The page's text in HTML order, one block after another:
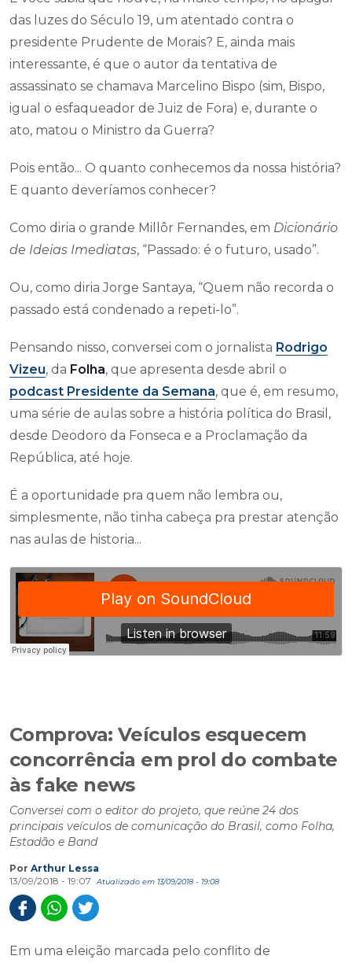
das luzes do Século 19, um atentado contra o
presidente Prudente de Morais? E, ainda mais
interessante, é que o autor da tentativa de
assassinato se chamava Marcelino Bispo (sim, Bispo,
igual o esfaqueador de Juiz de Fora) e, durante o
ato, matou o Ministro da Guerra?
Pois então... O quanto conhecemos da nossa história?
E quanto deveríamos conhecer?
Como diria o grande Millôr Fernandes, em Dicionário
de Ideias Imediatas, “Passado: é o futuro, usado”.
Ou, como diria Jorge Santaya, “Quem não recorda o
passado está condenado a repeti-lo”.
Pensando nisso, conversei com o jornalista Rodrigo
Vizeu, da Folha, que apresenta desde abril o
podcast Presidente da Semana, que é, em resumo,
uma série de aulas sobre a história política do Brasil,
desde Deodoro da Fonseca e a Proclamação da
República, até hoje.
É a oportunidade pra quem não lembra ou,
simplesmente, não tinha cabeça pra prestar atenção
nas aulas de historia...
Comprova: Veículos esquecem
concorrência em prol do combate
às fake news
Conversei com o editor do projeto, que reúne 24 dos
principais veículos de comunicação do Brasil, como Folha,
Estadão e Band
Por Arthur Lessa
13/09/2018 - 19:07
Atualizado em 13/09/2018 - 19:08
Em uma eleição marcada pelo conflito de